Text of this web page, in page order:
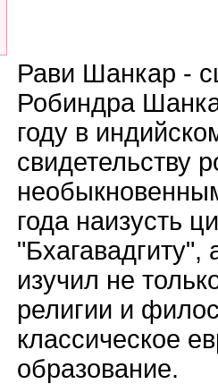
Рави Шанкар -
Робиндра
году в
свидетельству
года наизусть
"Бхагавадгиту",
изучил не
религии и
классическое
образование.